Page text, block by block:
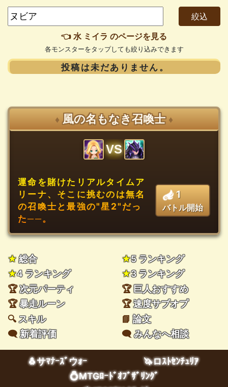
👈 水 ミイラ のページを見る
各モンスターをタップしても絞り込みできます
投稿は未だありません。
♦ 風の名もなき召喚士 ♦
VS
運命を賭けたリアルタイムア
リーナ、そこに挑むのは無名
の召喚士と最強の"星2"だっ
た──。
1
バトル開始
★総合 ★5 ランキング
★4 ランキング ★3 ランキング
🏆次元パーティ 🏆巨人おすすめ
🏆暴走ルーン 🏆速度サブオプ
🔍スキル 📘論文
🗨️新着評価 🗨️みんなへ相談
🐧サﾏﾅｰｽﾞウｫｰ
🦄ロｽﾄｾﾝﾁｭﾘｱ
💍MTGﾛｰﾄﾞｵﾌﾞｻﾞﾘﾝｸﾞ